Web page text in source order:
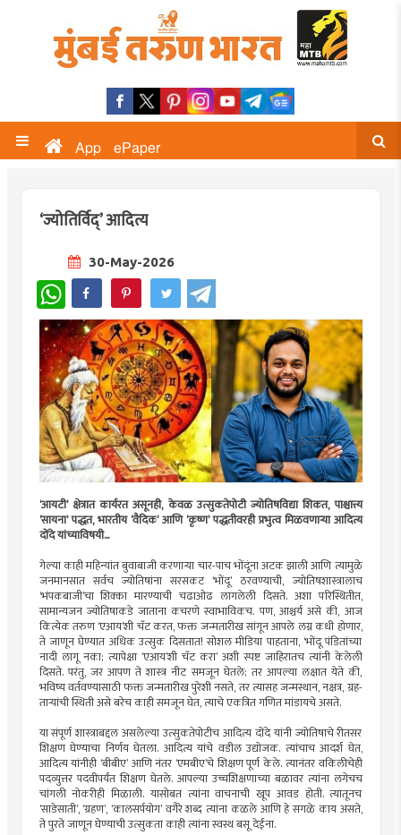
App ePaper
‘ज्योतिर्विद्’ आदित्य
30-May-2026
WhatsApp
‘आयटी’ क्षेत्रात कार्यरत असूनही, केवळ उत्सुकतेपोटी ज्योतिषविद्या शिकत, पाश्चात्त्य
‘सायना’ पद्धत, भारतीय ‘वैदिक’ आणि ‘कृष्ण’ पद्धतीवरही प्रभुत्व मिळवणार्‍या आदित्य
दोंदे यांच्याविषयी...
गेल्या काही महिन्यांत बुवाबाजी करणार्‍या चार-पाच भोंदूंना अटक झाली आणि त्यामुळे
जनमानसात सर्वच ज्योतिषांना सरसकट ‘भोंदू’ ठरवण्याची, ज्योतिषशास्त्रालाच
‘भंपकबाजी’चा शिक्का मारण्याची चढाओढ लागलेली दिसते. अशा परिस्थितीत,
सामान्यजन ज्योतिषाकडे जाताना कचरणे स्वाभाविकच. पण, आश्चर्य असे की, आज
कित्येक तरुण ‘एआय’शी चॅट करत, फक्त जन्मतारीख सांगून आपले लग्न कधी होणार,
ते जाणून घेण्यात अधिक उत्सुक दिसतात! सोशल मीडिया पाहताना, ‘भोंदू पंडितांच्या
नादी लागू नका; त्यापेक्षा ‘एआय’शी चॅट करा’ अशी स्पष्ट जाहिरातच त्यांनी केलेली
दिसते. परंतु, जर आपण ते शास्त्र नीट समजून घेतले; तर आपल्या लक्षात येते की,
भविष्य वर्तवण्यासाठी फक्त जन्मतारीख पुरेशी नसते, तर त्यासह जन्मस्थान, नक्षत्र, ग्रह-
तार्‍यांची स्थिती असे बरेच काही समजून घेत, त्याचे एकत्रित गणित मांडायचे असते.
या संपूर्ण शास्त्राबद्दल असलेल्या उत्सुकतेपोटीच आदित्य दोंदे यांनी ज्योतिषाचे रीतसर
शिक्षण घेण्याचा निर्णय घेतला. आदित्य यांचे वडील उद्योजक. त्यांचाच आदर्श घेत,
आदित्य यांनीही ‘बीबीए’ आणि नंतर ‘एमबीए’चे शिक्षण पूर्ण केले. त्यानंतर वकिलीचेही
पदव्युत्तर पदवीपर्यंत शिक्षण घेतले. आपल्या उच्चशिक्षणाच्या बळावर त्यांना लगेचच
चांगली नोकरीही मिळाली. यासोबत त्यांना वाचनाची खूप आवड होती. त्यातूनच
‘साडेसाती’, ‘ग्रहण’, ‘कालसर्पयोग’ वगैरे शब्द त्यांना कळले आणि हे सगळे काय असते,
ते पुरते जाणून घेण्याची उत्सुकता काही त्यांना स्वस्थ बसू देईना.